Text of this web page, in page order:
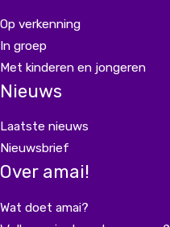
Op verkenning
In groep
Met kinderen en jongeren
Nieuws
Laatste nieuws
Nieuwsbrief
Over amai!
Wat doet amai?